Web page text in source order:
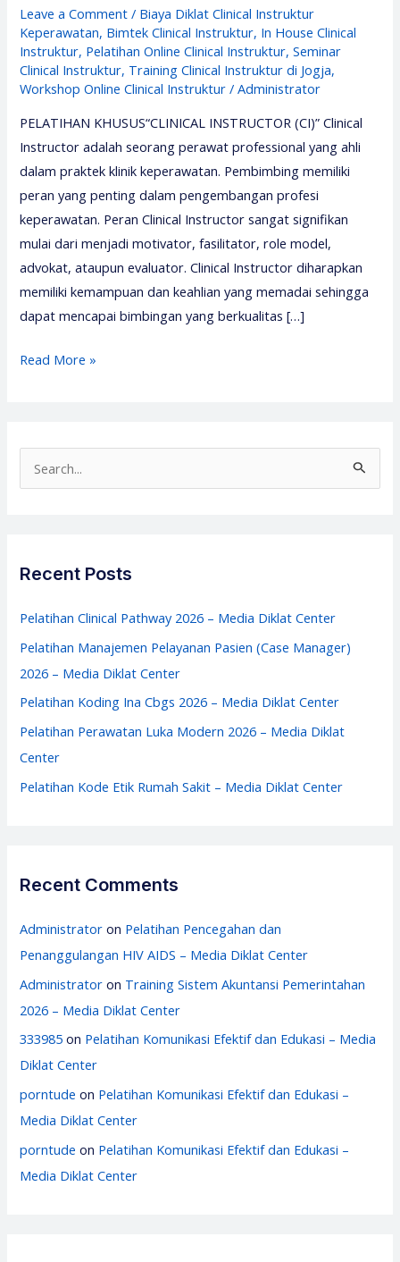
Leave a Comment / Biaya Diklat Clinical Instruktur
Keperawatan, Bimtek Clinical Instruktur, In House Clinical
Instruktur, Pelatihan Online Clinical Instruktur,Seminar
Clinical Instruktur, Training Clinical Instruktur di Jogja,
Workshop Online Clinical Instruktur /Administrator
PELATIHAN KHUSUS“CLINICAL INSTRUCTOR (CI)” Clinical
Instructor adalah seorang perawat professional yang ahli
dalam praktek klinik keperawatan. Pembimbing memiliki
peran yang penting dalam pengembangan profesi
keperawatan. Peran Clinical Instructor sangat signifikan
mulai dari menjadi motivator, fasilitator, role model,
advokat, ataupun evaluator. Clinical Instructor diharapkan
memiliki kemampuan dan keahlian yang memadai sehingga
dapat mencapai bimbingan yang berkualitas […]
Pelatihan
Media
Read More »
e
f
o
r
Recent Posts
Pelatihan Clinical Pathway 2026 – Media Diklat Center
Pelatihan Manajemen Pelayanan Pasien (Case Manager)
2026 – Media Diklat Center
Pelatihan Koding Ina Cbgs 2026 – Media Diklat Center
Pelatihan Perawatan Luka Modern 2026 – Media Diklat
Center
Pelatihan Kode Etik Rumah Sakit – Media Diklat Center
Recent Comments
Administrator on Pelatihan Pencegahan dan
Penanggulangan HIV AIDS – Media Diklat Center
Administrator on Training Sistem Akuntansi Pemerintahan
2026 – Media Diklat Center
333985 on Pelatihan Komunikasi Efektif dan Edukasi – Media
Diklat Center
porntude on Pelatihan Komunikasi Efektif dan Edukasi –
Media Diklat Center
porntude on Pelatihan Komunikasi Efektif dan Edukasi –
Media Diklat Center